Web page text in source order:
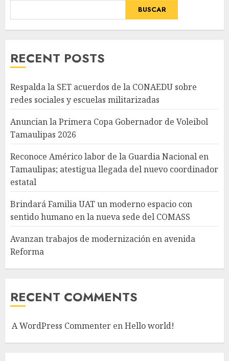
BUSCAR
RECENT POSTS
Respalda la SET acuerdos de la CONAEDU sobre
redes sociales y escuelas militarizadas
Anuncian la Primera Copa Gobernador de Voleibol
Tamaulipas 2026
Reconoce Américo labor de la Guardia Nacional en
Tamaulipas; atestigua llegada del nuevo coordinador
estatal
Brindará Familia UAT un moderno espacio con
sentido humano en la nueva sede del COMASS
Avanzan trabajos de modernización en avenida
Reforma
RECENT COMMENTS
A WordPress Commenter enHello world!